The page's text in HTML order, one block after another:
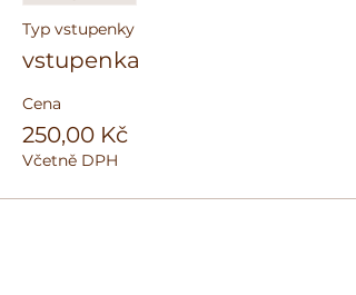
Typ vstupenky
vstupenka
Cena
250,00 Kč
Včetně DPH